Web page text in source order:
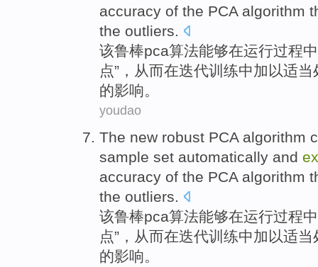
accuracy of the PCA algorithm
the outliers.
该鲁棒pca算法能够在运行过程中
点”，从而在迭代训练中加以适当
的影响。
youdao
The new robust PCA algorithm
sample set automatically and
accuracy of the PCA algorithm
the outliers.
该鲁棒pca算法能够在运行过程中
点”，从而在迭代训练中加以适当
的影响。